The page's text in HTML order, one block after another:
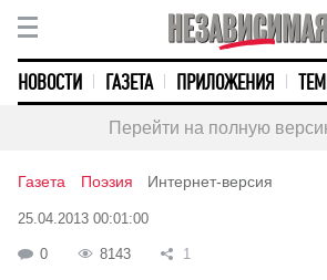
НОВОСТИ ГАЗЕТА ПРИЛОЖЕНИЯ
Перейти на полную
Газета Поэзия Интернет-версия
25.04.2013 00:01:00
0 8143 1